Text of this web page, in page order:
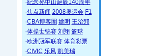
·纪念孙中山诞辰140周年
·焦点新闻 2008奥运会 F1
·CBA博客圈 姚明 王治郅
·体操世锦赛 刘翔 篮球
·欧洲冠军联赛 体育彩票
·CIVIC 乐风 凯美瑞